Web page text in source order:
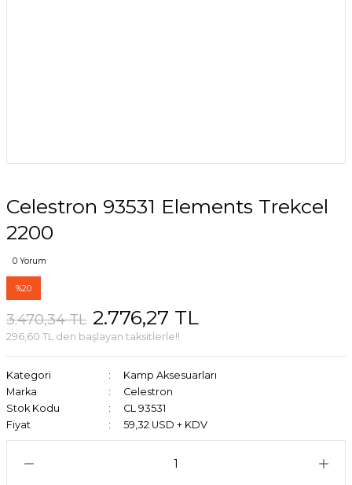
Celestron 93531 Elements Trekcel
2200
0 Yorum
%20
3.470,34 TL 2.776,27 TL
296,60 TL den başlayan taksitlerle!!
Kategori
Kamp Aksesuarları
Marka
Celestron
Stok Kodu
CL 93531
Fiyat
59,32 USD + KDV